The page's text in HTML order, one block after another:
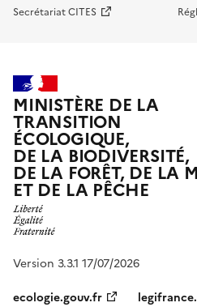
Secrétariat CITES
MINISTÈRE DE LA
TRANSITION
ÉCOLOGIQUE,
DE LA BIODIVERSITÉ,
DE LA FORÊT, DE LA
ET DE LA PÊCHE
Version 3.3.1 17/07/2026
ecologie.gouv.fr